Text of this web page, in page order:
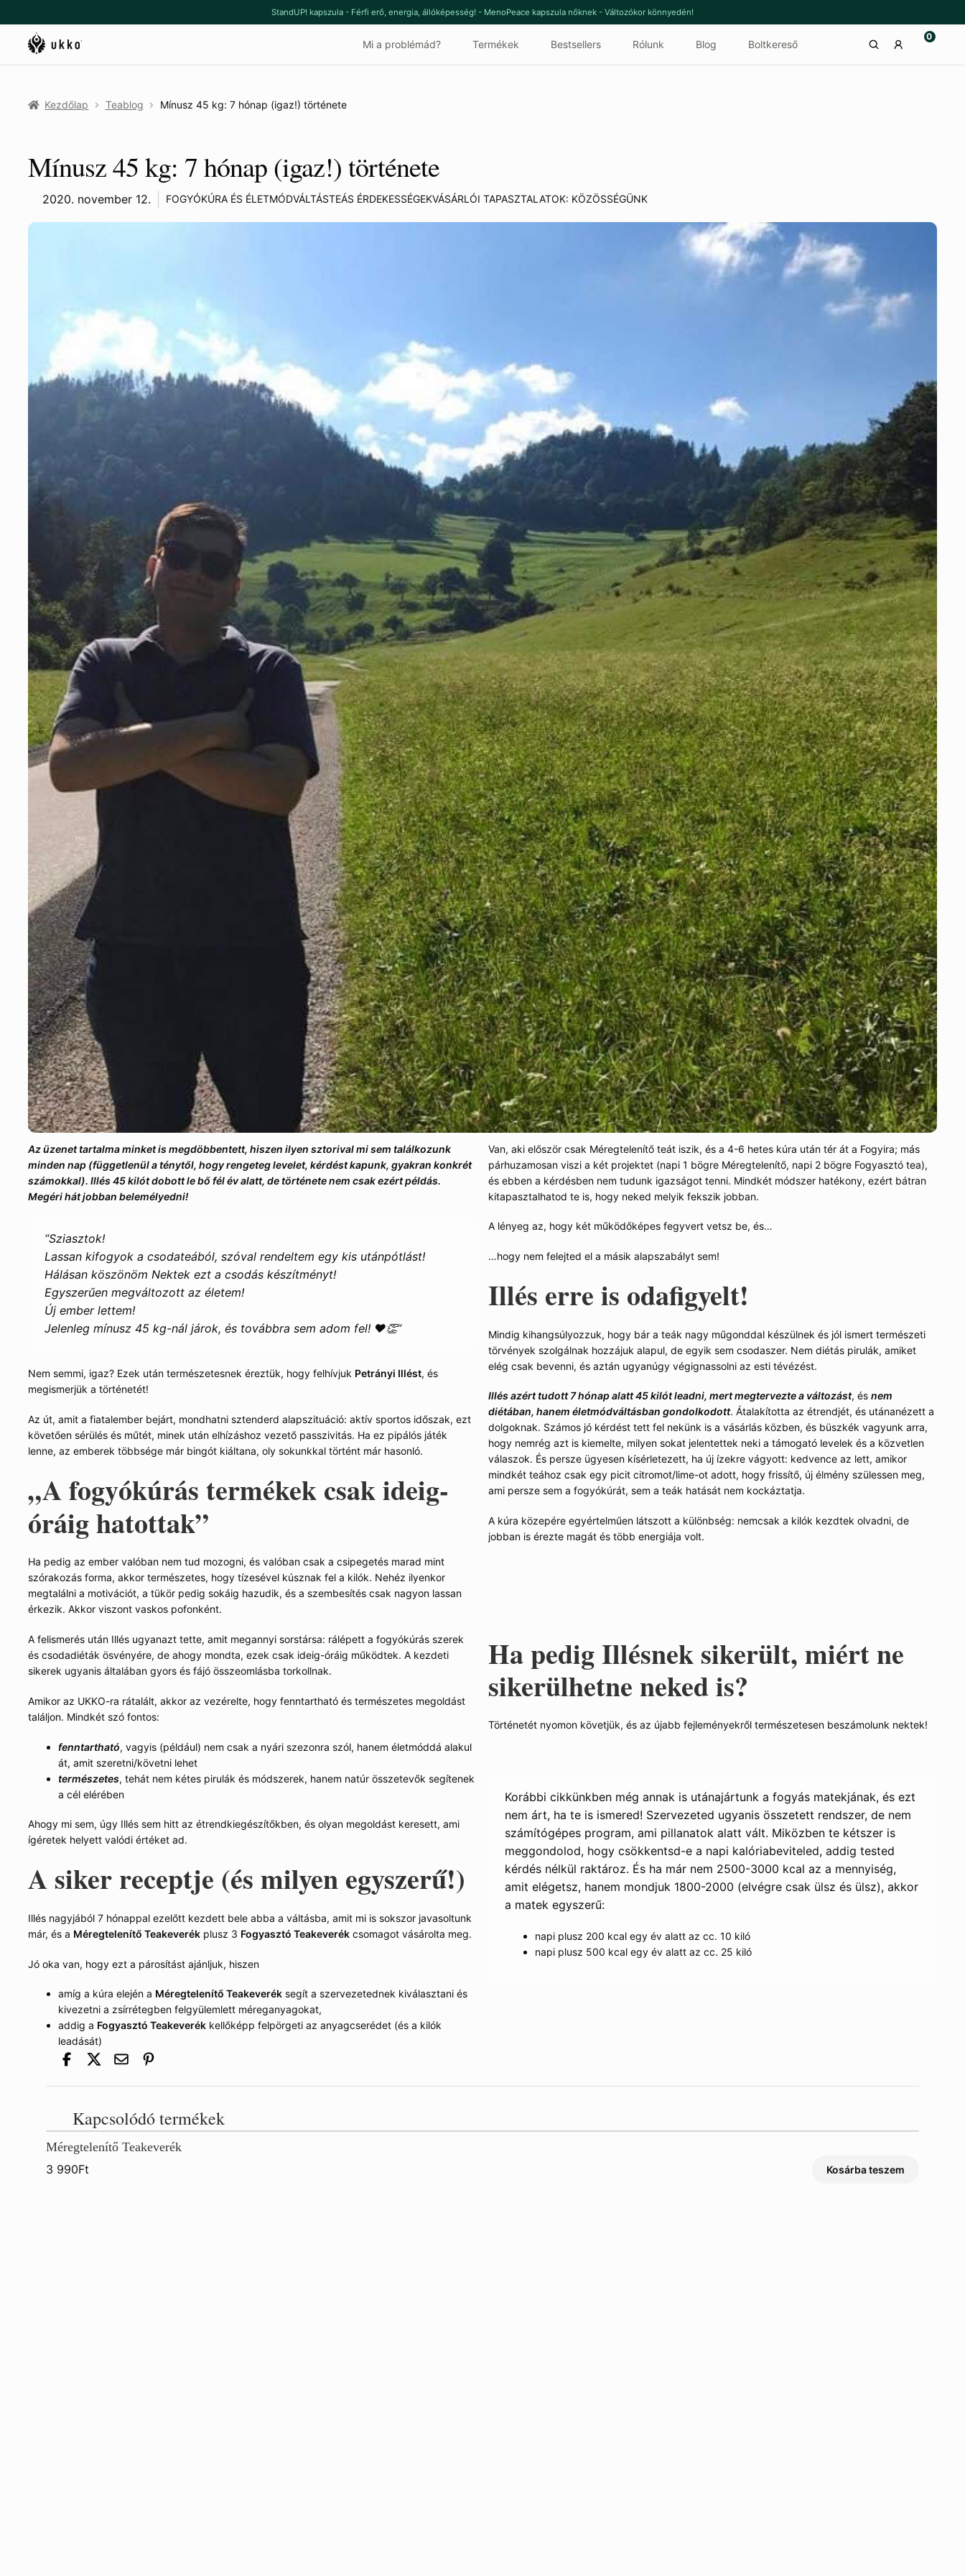
a
navigációhoz
a
tartalomba
StandUP! kapszula - Férfi erő, energia, állóképesség! - MenoPeace kapszula nőknek - Változókor könnyedén!
Mi a problémád? Termékek Bestsellers Rólunk Blog Boltkereső
0
Kezdőlap Teablog Mínusz 45 kg: 7 hónap (igaz!) története
Mínusz 45 kg: 7 hónap (igaz!) története
2020. november 12. FOGYÓKÚRA ÉS ÉLETMÓDVÁLTÁSTEÁS ÉRDEKESSÉGEKVÁSÁRLÓI TAPASZTALATOK: KÖZÖSSÉGÜNK
Az üzenet tartalma minket is megdöbbentett, hiszen ilyen sztorival mi sem találkozunk
minden nap (függetlenül a ténytől, hogy rengeteg levelet, kérdést kapunk, gyakran konkrét
számokkal). Illés 45 kilót dobott le bő fél év alatt, de története nem csak ezért példás.
Megéri hát jobban belemélyedni!
“Sziasztok!
Lassan kifogyok a csodateából, szóval rendeltem egy kis utánpótlást!
Hálásan köszönöm Nektek ezt a csodás készítményt!
Egyszerűen megváltozott az életem!
Új ember lettem!
Jelenleg mínusz 45 kg-nál járok, és továbbra sem adom fel! ❤️👏”
Nem semmi, igaz? Ezek után természetesnek éreztük, hogy felhívjuk Petrányi Illést, és
megismerjük a történetét!
Az út, amit a fiatalember bejárt, mondhatni sztenderd alapszituáció: aktív sportos időszak, ezt
követően sérülés és műtét, minek után elhízáshoz vezető passzivitás. Ha ez pipálós játék
lenne, az emberek többsége már bingót kiáltana, oly sokunkkal történt már hasonló.
„A fogyókúrás termékek csak ideig-
óráig hatottak”
Ha pedig az ember valóban nem tud mozogni, és valóban csak a csipegetés marad mint
szórakozás forma, akkor természetes, hogy tízesével kúsznak fel a kilók. Nehéz ilyenkor
megtalálni a motivációt, a tükör pedig sokáig hazudik, és a szembesítés csak nagyon lassan
érkezik. Akkor viszont vaskos pofonként.
A felismerés után Illés ugyanazt tette, amit megannyi sorstársa: rálépett a fogyókúrás szerek
és csodadiéták ösvényére, de ahogy mondta, ezek csak ideig-óráig működtek. A kezdeti
sikerek ugyanis általában gyors és fájó összeomlásba torkollnak.
Amikor az UKKO-ra rátalált, akkor az vezérelte, hogy fenntartható és természetes megoldást
találjon. Mindkét szó fontos:
fenntartható, vagyis (például) nem csak a nyári szezonra szól, hanem életmóddá alakul
át, amit szeretni/követni lehet
természetes, tehát nem kétes pirulák és módszerek, hanem natúr összetevők segítenek
a cél elérében
Ahogy mi sem, úgy Illés sem hitt az étrendkiegészítőkben, és olyan megoldást keresett, ami
ígéretek helyett valódi értéket ad.
A siker receptje (és milyen egyszerű!)
Illés nagyjából 7 hónappal ezelőtt kezdett bele abba a váltásba, amit mi is sokszor javasoltunk
már, és a Méregtelenítő Teakeverékplusz 3 Fogyasztó Teakeverékcsomagot vásárolta meg.
Jó oka van, hogy ezt a párosítást ajánljuk, hiszen
amíg a kúra elején a Méregtelenítő Teakeveréksegít a szervezetednek kiválasztani és
kivezetni a zsírrétegben felgyülemlett méreganyagokat,
addig a Fogyasztó Teakeverékkellőképp felpörgeti az anyagcserédet (és a kilók
leadását)
Van, aki először csak Méregtelenítő teát iszik, és a 4-6 hetes kúra után tér át a Fogyira; más
párhuzamosan viszi a két projektet (napi 1 bögre Méregtelenítő, napi 2 bögre Fogyasztó tea),
és ebben a kérdésben nem tudunk igazságot tenni. Mindkét módszer hatékony, ezért bátran
kitapasztalhatod te is, hogy neked melyik fekszik jobban.
A lényeg az, hogy két működőképes fegyvert vetsz be, és…
…hogy nem felejted el a másik alapszabályt sem!
Illés erre is odafigyelt!
Mindig kihangsúlyozzuk, hogy bár a teák nagy műgonddal készülnek és jól ismert természeti
törvények szolgálnak hozzájuk alapul, de egyik sem csodaszer. Nem diétás pirulák, amiket
elég csak bevenni, és aztán ugyanúgy végignassolni az esti tévézést.
Illés azért tudott 7 hónap alatt 45 kilót leadni, mert megtervezte a változást, és nem
diétában, hanem életmódváltásban gondolkodott. Átalakította az étrendjét, és utánanézett a
dolgoknak. Számos jó kérdést tett fel nekünk is a vásárlás közben, és büszkék vagyunk arra,
hogy nemrég azt is kiemelte, milyen sokat jelentettek neki a támogató levelek és a közvetlen
válaszok. És persze ügyesen kísérletezett, ha új ízekre vágyott: kedvence az lett, amikor
mindkét teához csak egy picit citromot/lime-ot adott, hogy frissítő, új élmény szülessen meg,
ami persze sem a fogyókúrát, sem a teák hatását nem kockáztatja.
A kúra közepére egyértelműen látszott a különbség: nemcsak a kilók kezdtek olvadni, de
jobban is érezte magát és több energiája volt.
Ha pedig Illésnek sikerült, miért ne
sikerülhetne neked is?
Történetét nyomon követjük, és az újabb fejleményekről természetesen beszámolunk nektek!
Korábbi cikkünkben még annak is utánajártunk a fogyás matekjának, és ezt
nem árt, ha te is ismered! Szervezeted ugyanis összetett rendszer, de nem
számítógépes program, ami pillanatok alatt vált. Miközben te kétszer is
meggondolod, hogy csökkentsd-e a napi kalóriabeviteled, addig tested
kérdés nélkül raktároz. És ha már nem 2500-3000 kcal az a mennyiség,
amit elégetsz, hanem mondjuk 1800-2000 (elvégre csak ülsz és ülsz), akkor
a matek egyszerű:
napi plusz 200 kcal egy év alatt az cc. 10 kiló
napi plusz 500 kcal egy év alatt az cc. 25 kiló
Kapcsolódó termékek
Méregtelenítő Teakeverék
3 990Ft Kosárba teszem